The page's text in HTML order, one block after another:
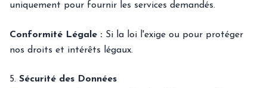
uniquement pour fournir les services demandés.
Conformité Légale : Si la loi l'exige ou pour protéger
nos droits et intérêts légaux.
5. Sécurité des Données